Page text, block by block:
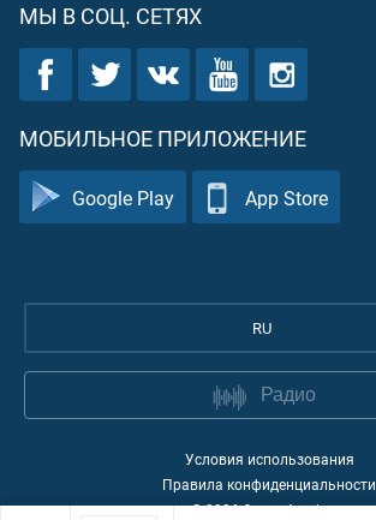
МЫ В СОЦ. СЕТЯХ
МОБИЛЬНОЕ ПРИЛОЖЕНИЕ
Google Play App Store
RU
Радио
Условия использования
Правила конфиденциальности
©2026Quran Academy